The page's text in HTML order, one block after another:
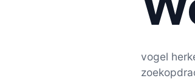
vogel